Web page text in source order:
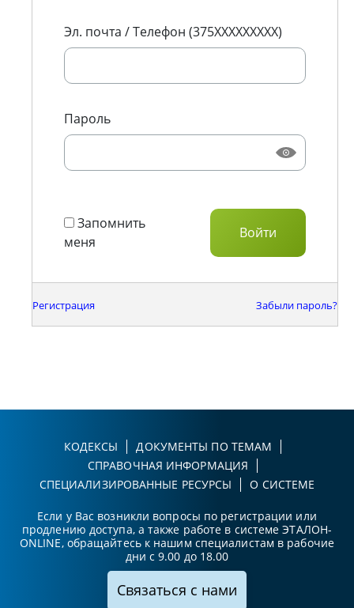
Эл. почта / Телефон (375XXXXXXXXX)
Пароль
Запомнить
меня
Регистрация Забыли пароль?
КОДЕКСЫ
ДОКУМЕНТЫ ПО ТЕМАМ
СПРАВОЧНАЯ ИНФОРМАЦИЯ
СПЕЦИАЛИЗИРОВАННЫЕ РЕСУРСЫ
О СИСТЕМЕ
Если у Вас возникли вопросы по регистрации или
продлению доступа, а также работе в системе ЭТАЛОН-
ONLINE, обращайтесь к нашим специалистам в рабочие
дни с 9.00 до 18.00
Связаться с нами